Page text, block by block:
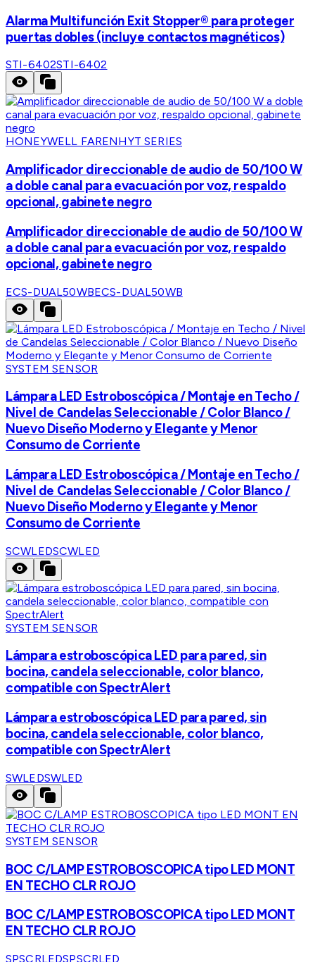
Alarma Multifunción Exit Stopper® para proteger
puertas dobles (incluye contactos magnéticos)
STI-6402STI-6402
HONEYWELL FARENHYT SERIES
Amplificador direccionable de audio de 50/100 W
a doble canal para evacuación por voz, respaldo
opcional, gabinete negro
Amplificador direccionable de audio de 50/100 W
a doble canal para evacuación por voz, respaldo
opcional, gabinete negro
ECS-DUAL50WBECS-DUAL50WB
SYSTEM SENSOR
Lámpara LED Estroboscópica / Montaje en Techo /
Nivel de Candelas Seleccionable / Color Blanco /
Nuevo Diseño Moderno y Elegante y Menor
Consumo de Corriente
Lámpara LED Estroboscópica / Montaje en Techo /
Nivel de Candelas Seleccionable / Color Blanco /
Nuevo Diseño Moderno y Elegante y Menor
Consumo de Corriente
SCWLEDSCWLED
SYSTEM SENSOR
Lámpara estroboscópica LED para pared, sin
bocina, candela seleccionable, color blanco,
compatible con SpectrAlert
Lámpara estroboscópica LED para pared, sin
bocina, candela seleccionable, color blanco,
compatible con SpectrAlert
SWLEDSWLED
SYSTEM SENSOR
BOC C/LAMP ESTROBOSCOPICA tipo LED MONT
EN TECHO CLR ROJO
BOC C/LAMP ESTROBOSCOPICA tipo LED MONT
EN TECHO CLR ROJO
SPSCRLEDSPSCRLED